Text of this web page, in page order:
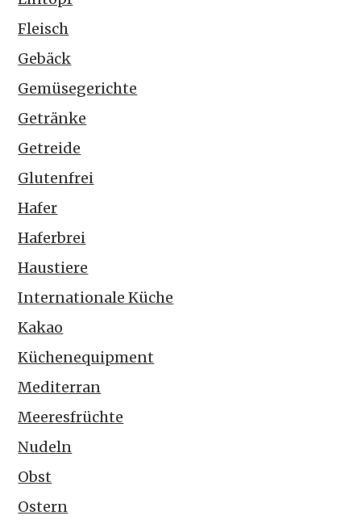
Fleisch
Gebäck
Gemüsegerichte
Getränke
Getreide
Glutenfrei
Hafer
Haferbrei
Haustiere
Internationale Küche
Kakao
Küchenequipment
Mediterran
Meeresfrüchte
Nudeln
Obst
Ostern